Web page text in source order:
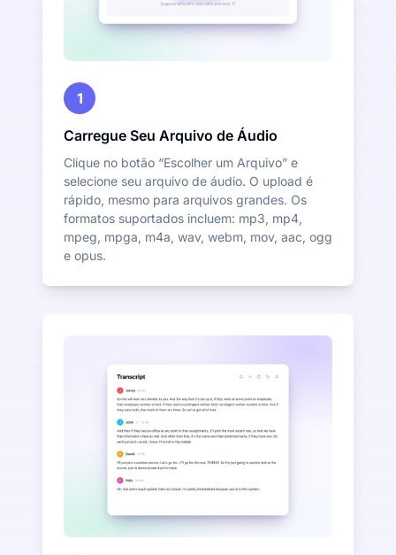
1
Carregue Seu Arquivo de Áudio
Clique no botão “Escolher um Arquivo” e
selecione seu arquivo de áudio. O upload é
rápido, mesmo para arquivos grandes. Os
formatos suportados incluem: mp3, mp4,
mpeg, mpga, m4a, wav, webm, mov, aac, ogg
e opus.